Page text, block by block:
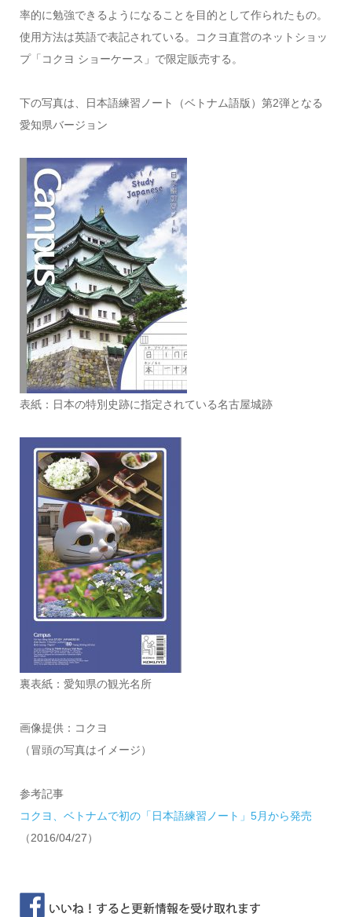
率的に勉強できるようになることを目的として作られたもの。
使用方法は英語で表記されている。コクヨ直営のネットショッ
プ「コクヨ ショーケース」で限定販売する。
下の写真は、日本語練習ノート（ベトナム語版）第2弾となる
愛知県バージョン
表紙：日本の特別史跡に指定されている名古屋城跡
裏表紙：愛知県の観光名所
画像提供：コクヨ
（冒頭の写真はイメージ）
参考記事
コクヨ、ベトナムで初の「日本語練習ノート」5月から発売
（2016/04/27）